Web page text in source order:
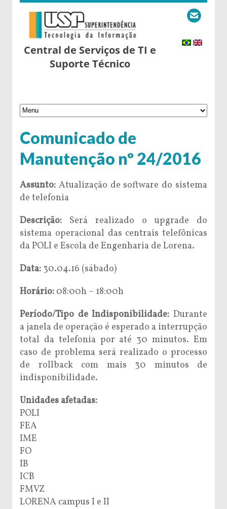
Central de Serviços de TI e
Suporte Técnico
Comunicado de
Manutenção nº 24/2016
Assunto: Atualização de software do sistema
de telefonia
Descrição: Será realizado o upgrade do
sistema operacional das centrais telefônicas
da POLI e Escola de Engenharia de Lorena.
Data: 30.04.16 (sábado)
Horário: 08:00h – 18:00h
Período/Tipo de Indisponibilidade: Durante
a janela de operação é esperado a interrupção
total da telefonia por até 30 minutos. Em
caso de problema será realizado o processo
de rollback com mais 30 minutos de
indisponibilidade.
Unidades afetadas:
POLI
FEA
IME
FO
IB
ICB
FMVZ
LORENA campus I e II